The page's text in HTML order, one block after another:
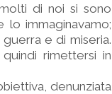
di noi si sono
immaginavamo;
e di miseria.
rimettersi in
denunziata